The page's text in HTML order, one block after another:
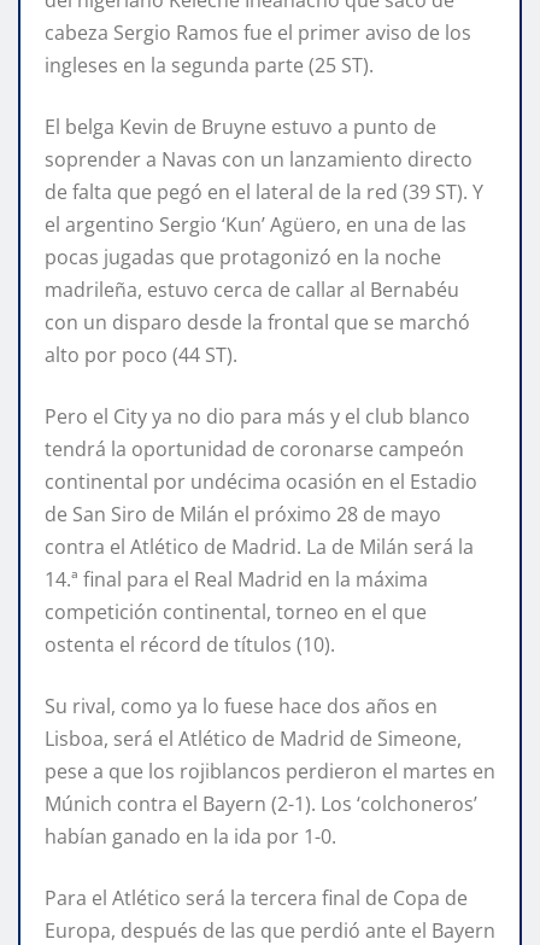
cabeza Sergio Ramos fue el primer aviso de los
ingleses en la segunda parte (25 ST).
El belga Kevin de Bruyne estuvo a punto de
soprender a Navas con un lanzamiento directo
de falta que pegó en el lateral de la red (39 ST). Y
el argentino Sergio ‘Kun’ Agüero, en una de las
pocas jugadas que protagonizó en la noche
madrileña, estuvo cerca de callar al Bernabéu
con un disparo desde la frontal que se marchó
alto por poco (44 ST).
Pero el City ya no dio para más y el club blanco
tendrá la oportunidad de coronarse campeón
continental por undécima ocasión en el Estadio
de San Siro de Milán el próximo 28 de mayo
contra el Atlético de Madrid. La de Milán será la
14.ª final para el Real Madrid en la máxima
competición continental, torneo en el que
ostenta el récord de títulos (10).
Su rival, como ya lo fuese hace dos años en
Lisboa, será el Atlético de Madrid de Simeone,
pese a que los rojiblancos perdieron el martes en
Múnich contra el Bayern (2-1). Los ‘colchoneros’
habían ganado en la ida por 1-0.
Para el Atlético será la tercera final de Copa de
Europa, después de las que perdió ante el Bayern